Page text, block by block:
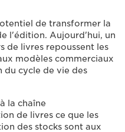
de transformer la
l'édition. Aujourd'hui, un
de livres repoussent les
modèles commerciaux
du cycle de vie des
la chaîne
de livres ce que les
des stocks sont aux